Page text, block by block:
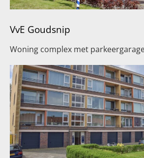
VvE Goudsnip
Woning complex met